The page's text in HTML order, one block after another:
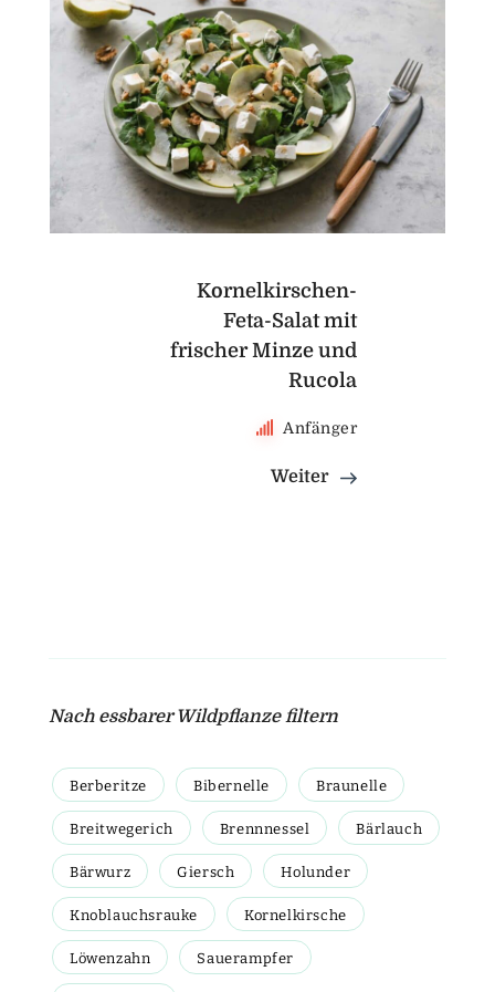
Kornelkirschen-
Feta-Salat mit
frischer Minze und
Rucola
Anfänger
Weiter
Nach essbarer Wildpflanze filtern
Berberitze Bibernelle Braunelle
Breitwegerich Brennnessel Bärlauch
Bärwurz Giersch Holunder
Knoblauchsrauke Kornelkirsche
Löwenzahn Sauerampfer